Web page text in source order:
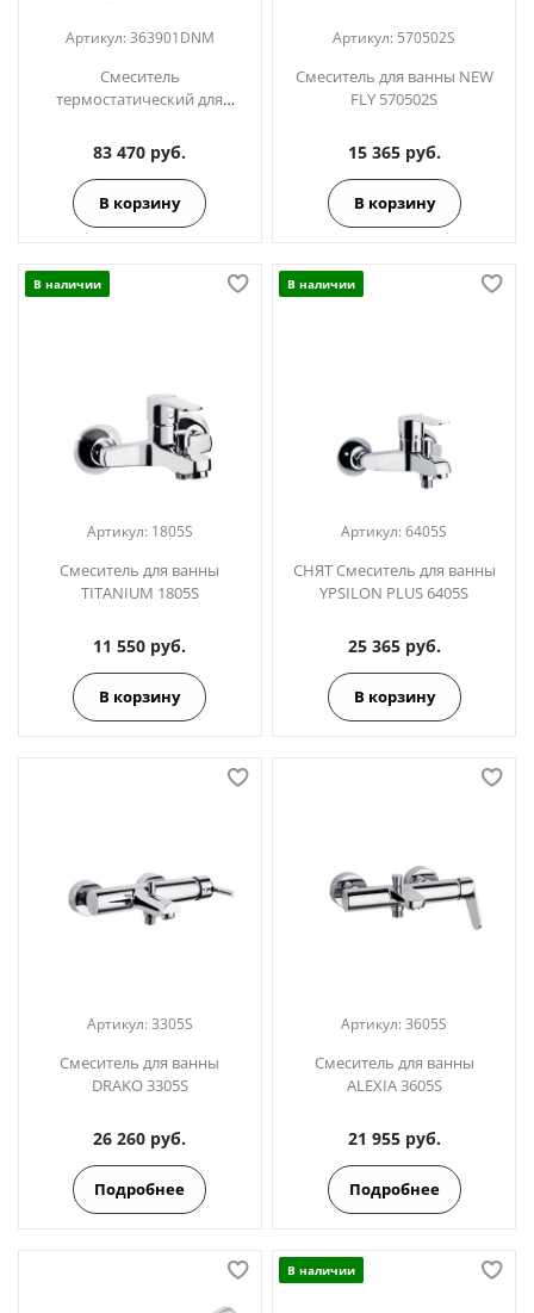
Артикул: 363901DNM
Смеситель
термостатический для
комплектом ALEXIA
363901DNM чёрный
83 470 руб.
В корзину
Артикул: 570502S
Смеситель для ванны NEW
FLY 570502S
15 365 руб.
В корзину
В наличии
Артикул: 1805S
Смеситель для ванны
TITANIUM 1805S
11 550 руб.
В корзину
В наличии
Артикул:6405S
СНЯТ Смеситель для ванны
YPSILON PLUS 6405S
25 365 руб.
В корзину
Артикул: 3305S
Смеситель для ванны
DRAKO 3305S
26 260 руб.
Подробнее
Артикул:3605S
Смеситель для ванны
ALEXIA 3605S
21 955 руб.
Подробнее
В наличии